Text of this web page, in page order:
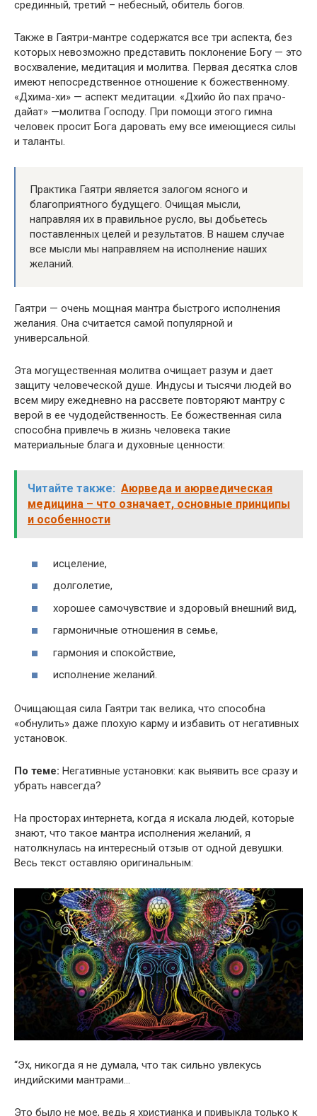
срединный, третий – небесный, обитель богов.
Также в Гаятри-мантре содержатся все три аспекта, без
которых невозможно представить поклонение Богу — это
восхваление, медитация и молитва. Первая десятка слов
имеют непосредственное отношение к божественному.
«Дхима-хи» — аспект медитации. «Дхийо йо пах прачо-
дайат» —молитва Господу. При помощи этого гимна
человек просит Бога даровать ему все имеющиеся силы
и таланты.
Практика Гаятри является залогом ясного и
благоприятного будущего. Очищая мысли,
направляя их в правильное русло, вы добьетесь
поставленных целей и результатов. В нашем случае
все мысли мы направляем на исполнение наших
желаний.
Гаятри — очень мощная мантра быстрого исполнения
желания. Она считается самой популярной и
универсальной.
Эта могущественная молитва очищает разум и дает
защиту человеческой душе. Индусы и тысячи людей во
всем миру ежедневно на рассвете повторяют мантру с
верой в ее чудодейственность. Ее божественная сила
способна привлечь в жизнь человека такие
материальные блага и духовные ценности:
Читайте также: Аюрведа и аюрведическая
медицина – что означает, основные принципы
и особенности
исцеление,
долголетие,
хорошее самочувствие и здоровый внешний вид,
гармоничные отношения в семье,
гармония и спокойствие,
исполнение желаний.
Очищающая сила Гаятри так велика, что способна
«обнулить» даже плохую карму и избавить от негативных
установок.
По теме: Негативные установки: как выявить все сразу и
убрать навсегда?
На просторах интернета, когда я искала людей, которые
знают, что такое мантра исполнения желаний, я
натолкнулась на интересный отзыв от одной девушки.
Весь текст оставляю оригинальным:
“Эх, никогда я не думала, что так сильно увлекусь
индийскими мантрами…
Это было не мое, ведь я христианка и привыкла только к